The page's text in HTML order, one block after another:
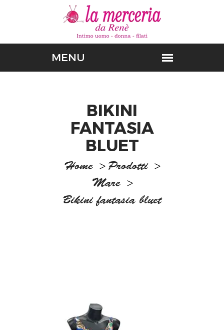
BIKINI
FANTASIA
BLUET
Home > Prodotti >
Mare >
Bikini fantasia bluet